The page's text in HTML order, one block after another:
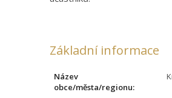
Základní informace
Název
obce/města/regionu: